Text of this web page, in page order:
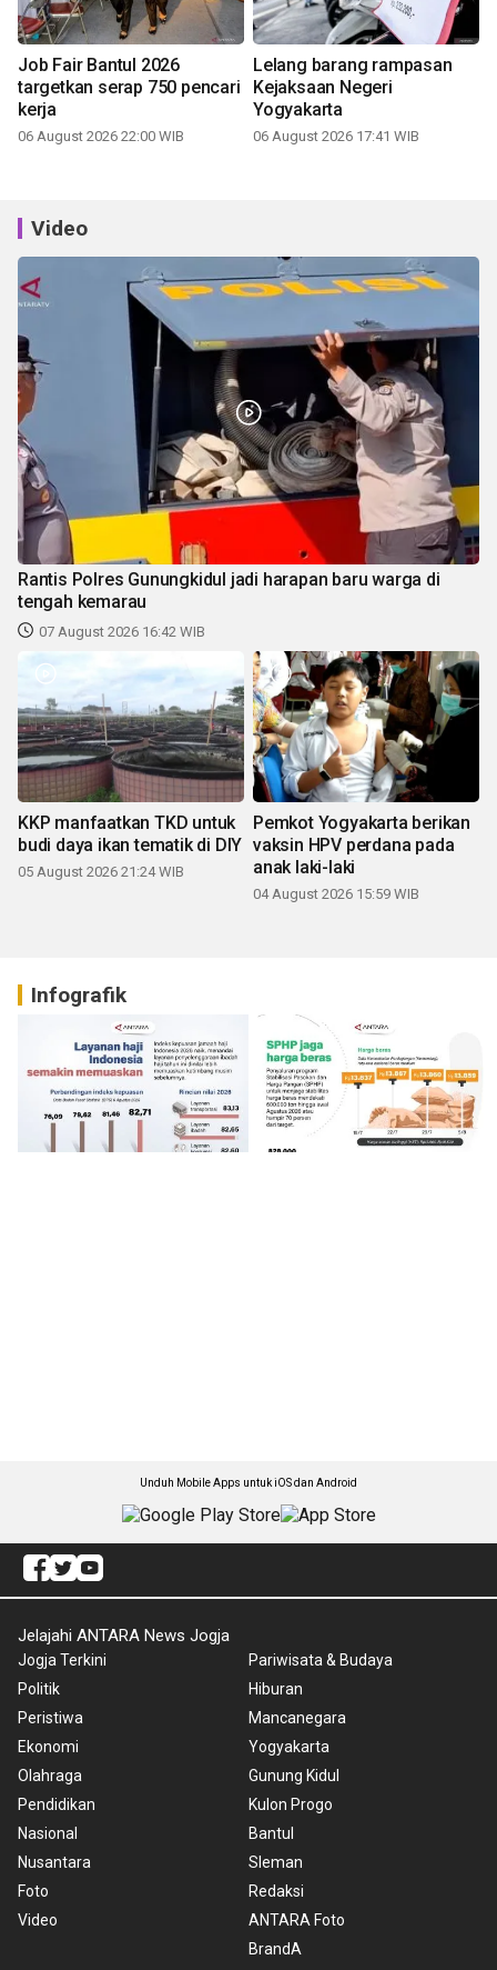
Job Fair Bantul 2026
targetkan serap 750 pencari
kerja
06 August 2026 22:00 WIB
Lelang barang rampasan
Kejaksaan Negeri
Yogyakarta
06 August 2026 17:41 WIB
Video
Rantis Polres Gunungkidul jadi harapan baru warga di
tengah kemarau
07 August 2026 16:42 WIB
KKP manfaatkan TKD untuk
budi daya ikan tematik di DIY
05 August 2026 21:24 WIB
Pemkot Yogyakarta berikan
vaksin HPV perdana pada
anak laki-laki
04 August 2026 15:59 WIB
Infografik
Unduh Mobile Apps untuk iOS dan Android
Jelajahi ANTARA News Jogja
Jogja Terkini
Politik
Peristiwa
Ekonomi
Olahraga
Pendidikan
Nasional
Nusantara
Foto
Video
Pariwisata & Budaya
Hiburan
Mancanegara
Yogyakarta
Gunung Kidul
Kulon Progo
Bantul
Sleman
Redaksi
ANTARA Foto
BrandA